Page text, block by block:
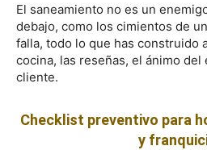
El saneamiento no es un
debajo, como los cimientos de
falla, todo lo que has construido
cocina, las reseñas, el ánimo
cliente.
Checklist preventivo para
y